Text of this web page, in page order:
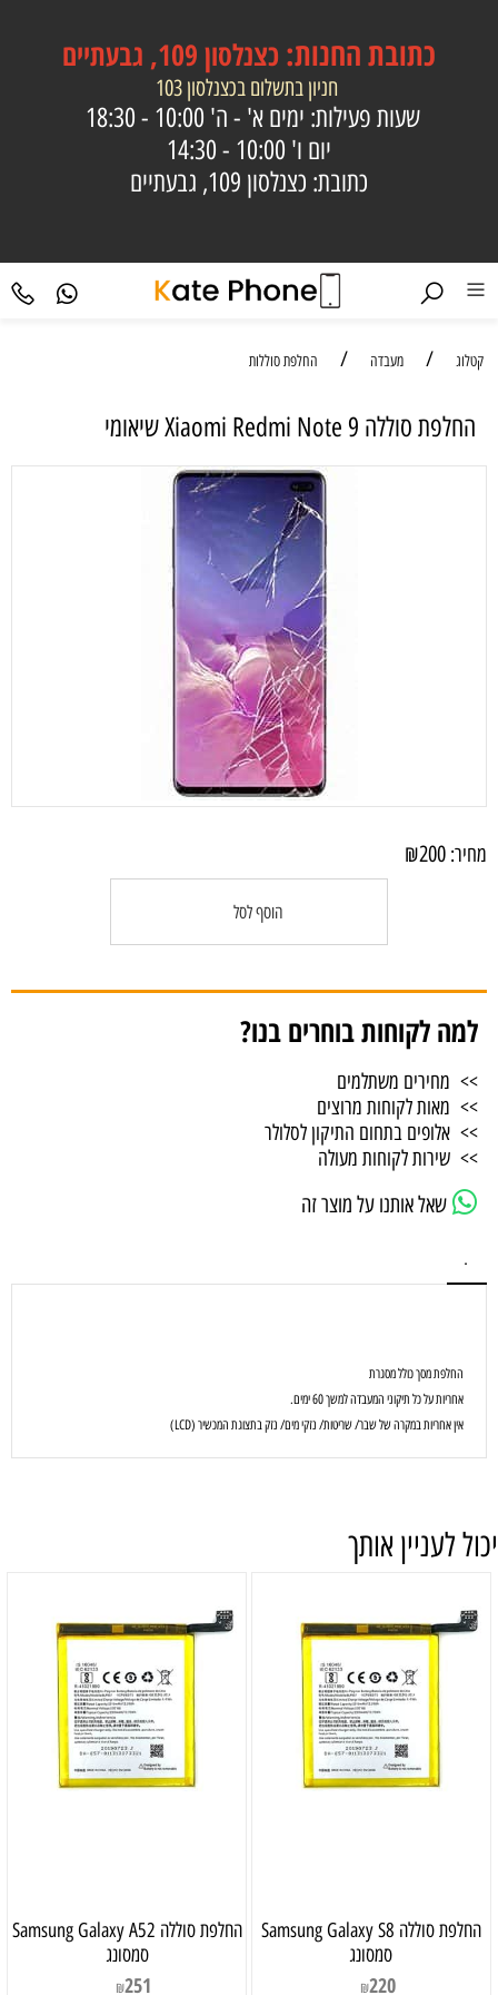
כתובתהחנות: כצנלסון 109, גבעתיים
חניון בתשלום בכצנלסון 103
שעות פעילות: ימים א' - ה' 10:00 - 18:30
יום ו' 10:00 - 14:30
כתובת: כצנלסון 109, גבעתיים
קטלוג / מעבדה / החלפת סוללות
החלפת סוללה Xiaomi Redmi Note 9 שיאומי
מחיר: ₪200
הוסף לסל
למה לקוחות בוחרים בנו?
>> מחירים משתלמים
>> מאות לקוחות מרוצים
>> אלופים בתחום התיקון לסלולר
>> שירות לקוחות מעולה
שאל אותנו על מוצר זה
.
החלפת מסך כולל מסגרת
אחריות על כל תיקוני המעבדה למשך 60 ימים.
אין אחריות במקרה של שבר/ שריטות/ נזקי מים/ נזק בתצוגת המכשיר (LCD)
יכול לעניין אותך
‏החלפת סוללה Samsung Galaxy S8
סמסונג
₪220
‏החלפת סוללה Samsung Galaxy A52
סמסונג
₪251